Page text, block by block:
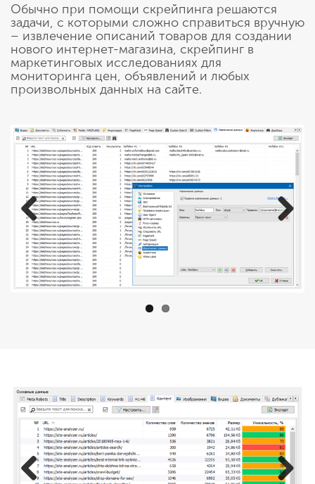
Обычно при помощи скрейпинга решаются
задачи, с которыми сложно справиться вручную
– извлечение описаний товаров для создании
нового интернет-магазина, скрейпинг в
маркетинговых исследованиях для
мониторинга цен, объявлений и любых
произвольных данных на сайте.
Previous